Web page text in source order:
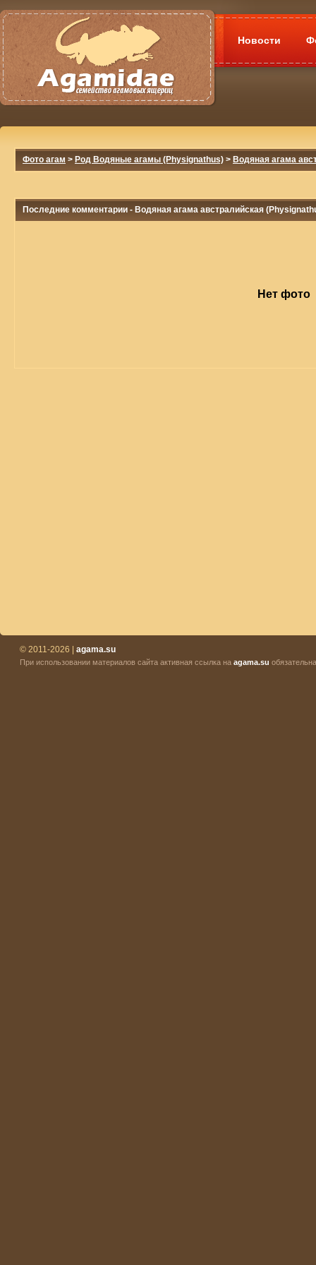
Новости
Фото агам > Род Водяные агамы (Physignathus) > Водяная агама
Последние комментарии - Водяная агама австралийская
Нет фото
© 2011-2026 | agama.su
При использовании материалов сайта активная ссылка на agama.su